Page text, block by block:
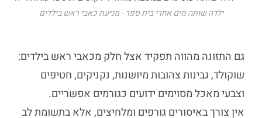
ילדה שותה מים אחרי בית ספר - מניעת כאבי ראש בילדים
גם התזונה מהווה תפקיד אצל חלק מכאבי ראש בילדים:
שוקולד, גבינות צהובות מיושנות, נקניקים, חטיפים
וצבעי מאכל מסוימים ידועים כגורמים אפשריים.
אין צורך באיסורים גורפים ומלחיצים, אלא בתשומת לב